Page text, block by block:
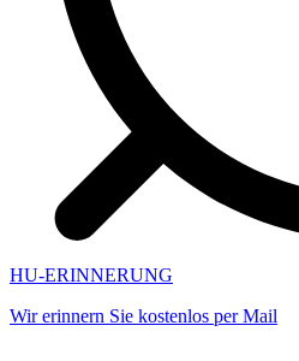
HU-ERINNERUNG
Wir erinnern Sie kostenlos per Mail